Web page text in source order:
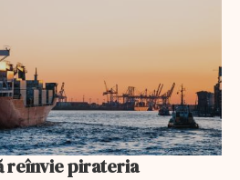
reînvie pirateria